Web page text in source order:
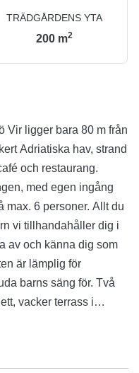
TRÄDGÅRDENS YTA
200 m2
Vir ligger bara 80 m från
Adriatiska hav, strand
och restaurang.
med egen ingång
max. 6 personer. Allt du
vi tillhandahåller dig i
av och känna dig som
är lämplig för
barns säng för. Två
vacker terrass i
eller till stadens